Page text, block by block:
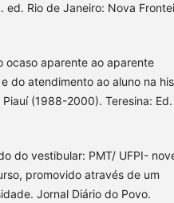
ed. Rio de Janeiro: Nova
ocaso aparente ao aparente
do atendimento ao aluno na
(1988-2000). Teresina: Ed.
do vestibular: PMT/ UFPI-
promovido através de um
Jornal Diário do Povo.